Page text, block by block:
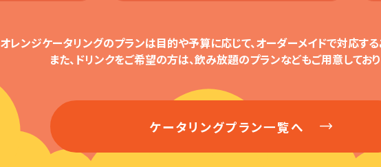
オレンジケータリングのプランは目的や予算に応じて、オーダーメイドで対応する
また、ドリンクをご希望の方は、飲み放題のプランなどもご用意しており
ケータリングプラン一覧へ